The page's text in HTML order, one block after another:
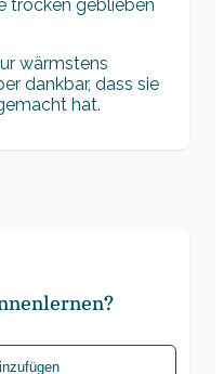
trocken geblieben
wärmstens
dankbar, dass sie
hat.